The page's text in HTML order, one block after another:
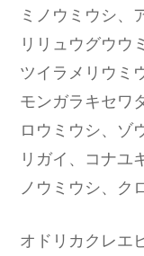
ミノウミウシ、
リリュウグウウ
ツイラメリウミ
モンガラキセワ
ロウミウシ、ゾ
リガイ、コナユ
ノウミウシ、ク
オドリカクレエ